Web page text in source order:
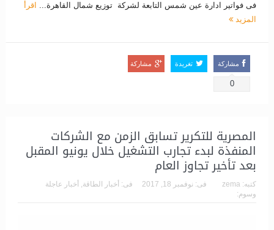
فى فواتير ادارة عين شمس التابعة لشركة توزيع شمال القاهرة... اقرأ
المزيد
مشاركة
0
تغريدة مشاركة
المصرية للتكرير تسابق الزمن مع الشركات
المنفذة لبدء تجارب التشغيل خلال يونيو المقبل
بعد تأخير تجاوز العام
كتبه: zema فى: نوفمبر 18, 2017 فى: أخبار الطاقة, أخبار عاجلة
وسوم: